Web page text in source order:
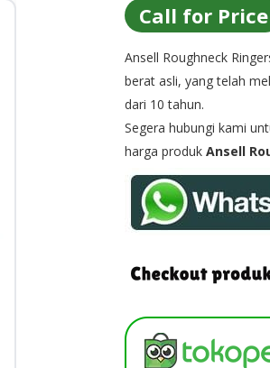
Call for Price
Ansell Roughneck
berat asli, yang telah
dari 10 tahun.
Segera hubungi kami
harga produk Ansell